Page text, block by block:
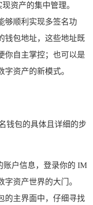
资产的集中管理。
够顺利实现多签名功
钱包地址，这些地址既
你自主掌控；也可以是
资产的新模式。
钱包的具体且详细的步
账户信息，登录你的 IM
资产世界的大门。
的主界面中，仔细寻找